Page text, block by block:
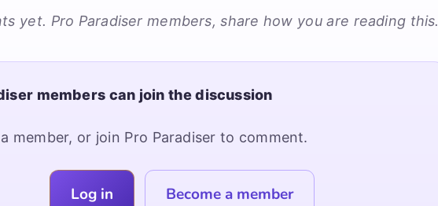
yet. Pro Paradiser members, share how you are reading this.
members can join the discussion
member, or join Pro Paradiser to comment.
Log in Become a member